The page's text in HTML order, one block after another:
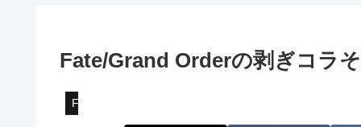
Fate/Grand Orderの剥ぎコラ
Fate/Grand Order